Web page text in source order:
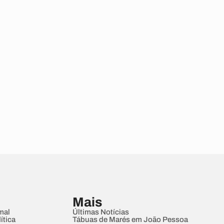
Mais
Últimas Notícias
Tábuas de Marés em João Pessoa